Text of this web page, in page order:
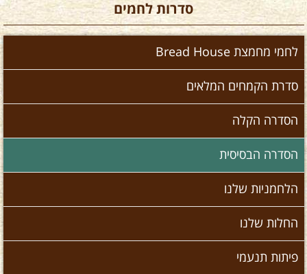
סדרות לחמים
לחמי מחמצת Bread House
סדרת הקמחים המלאים
הסדרה הקלה
הסדרה הבסיסית
הלחמניות שלנו
החלות שלנו
פיתות תנעמי